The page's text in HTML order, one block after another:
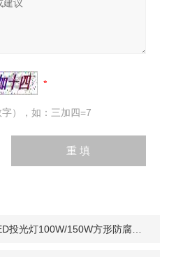
），如：三加四=7
光灯100W/150W方形防腐工矿灯